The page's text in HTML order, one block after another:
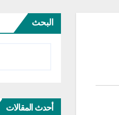
البحث
أحدث المقالات